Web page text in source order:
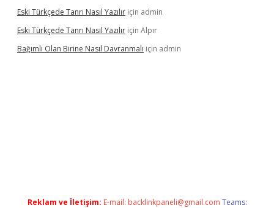
Eski Türkçede Tanrı Nasıl Yazılır için admin
Eski Türkçede Tanrı Nasıl Yazılır için Alpır
Bağımlı Olan Birine Nasıl Davranmalı için admin
Reklam ve İletişim: E-mail: backlinkpaneli@gmail.com Teams: